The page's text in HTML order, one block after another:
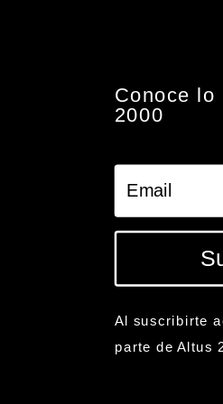
Conoce lo
2000
Al suscribirte
parte de Altus